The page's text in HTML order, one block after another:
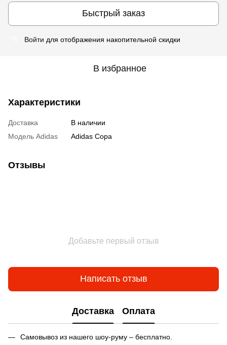
Быстрый заказ
Войти для отображения накопительной скидки
В избранное
Характеристики
Доставка
В наличии
Модель Adidas
Adidas Copa
Отзывы
Добавьте первый отзыв
Написать отзыв
Доставка Оплата
Самовывоз из нашего шоу-руму – бесплатно.